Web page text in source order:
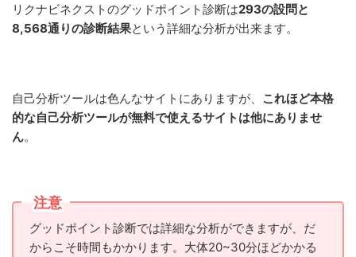
リクナビネクストのグッドポイント診断は293の設問と
8,568通りの診断結果という詳細な分析が出来ます。
自己分析ツールは色んなサイトにありますが、 これほど本格
的な自己分析ツールが無料で使えるサイトは他にありませ
ん。
注意
グッドポイント診断では詳細な分析ができますが、だ
からこそ時間もかかります。大体20~30分ほどかかる